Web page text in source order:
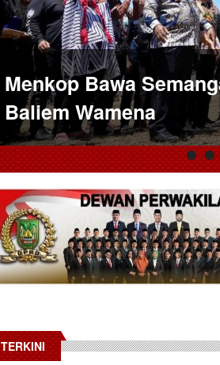
Menkop Bawa
Baliem Wamena
TERKINI